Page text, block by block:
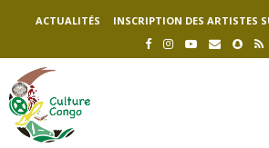
ACTUALITÉS INSCRIPTION DES ARTISTES